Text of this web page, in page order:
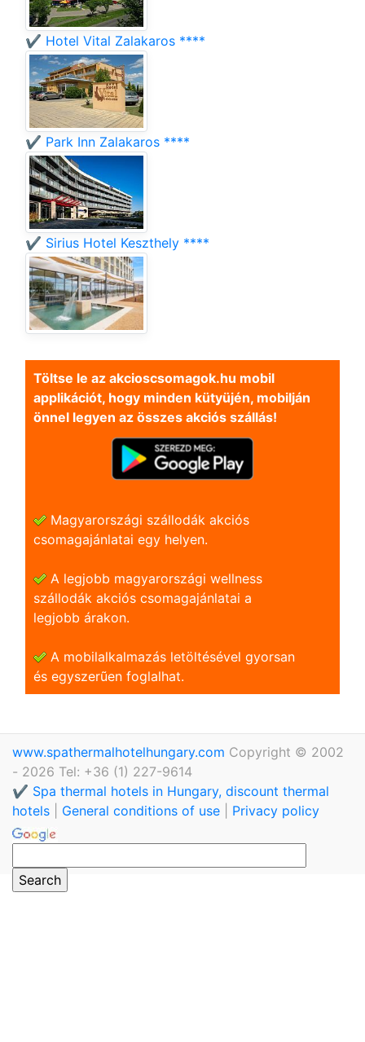
✔️ Hotel Vital Zalakaros ****
✔️ Park Inn Zalakaros ****
✔️ Sirius Hotel Keszthely ****
Töltse le az akcioscsomagok.hu mobil
applikációt, hogy minden kütyüjén, mobilján
önnel legyen az összes akciós szállás!
Magyarországi szállodák akciós
csomagajánlatai egy helyen.
A legjobb magyarországi wellness
szállodák akciós csomagajánlatai a
legjobb árakon.
A mobilalkalmazás letöltésével gyorsan
és egyszerũen foglalhat.
www.spathermalhotelhungary.com Copyright © 2002
- 2026 Tel: +36 (1) 227-9614
✔️ Spa thermal hotels in Hungary, discount thermal
hotels
General conditions of use Privacy policy